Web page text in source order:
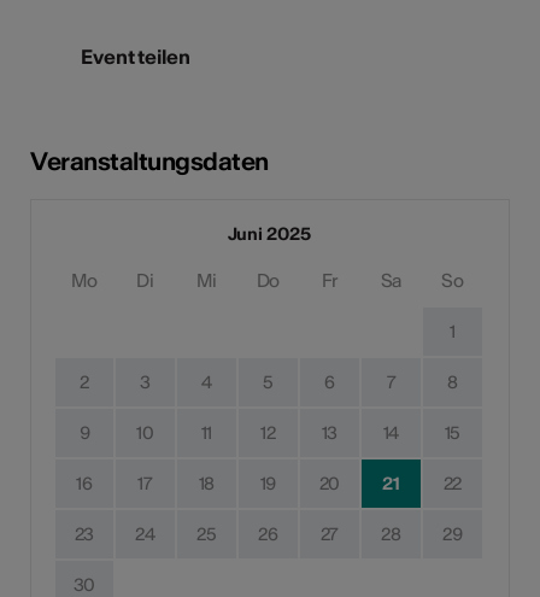
Event teilen
Veranstaltungsdaten
Juni 2025
Mo Di Mi Do Fr Sa So
1
2 3 4 5 6 7 8
9 10 11 12 13 14 15
16 17 18 19 20 21 22
23 24 25 26 27 28 29
30